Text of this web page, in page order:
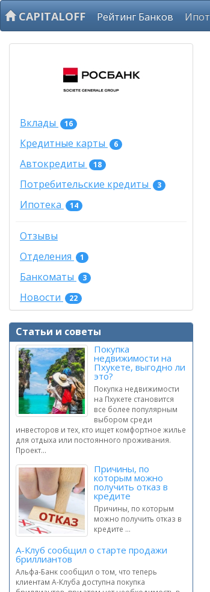
CAPITALOFF Рейтинг Банков
Вклады 16
Кредитные карты 6
Автокредиты 18
Потребительские кредиты 3
Ипотека 14
Отзывы
Отделения
1
Банкоматы 3
Новости 22
Статьи и советы
Покупка
недвижимости на
Пхукете, выгодно ли
это?
Покупка недвижимости
на Пхукете становится
все более популярным
выбором среди
инвесторов и тех, кто ищет комфортное жилье
для отдыха или постоянного проживания.
Проект...
Причины, по
которым можно
получить отказ в
кредите
Причины, по которым
можно получить отказ в
кредите ...
А-Клуб сообщил о старте продажи
бриллиантов
Альфа-Банк сообщил о том, что теперь
клиентам А-Клуба доступна покупка